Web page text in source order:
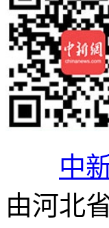
中
由河北